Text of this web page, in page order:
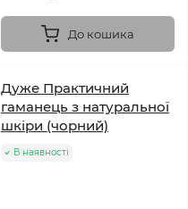
До кошика
Дуже Практичний
гаманець з натуральної
шкіри (чорний)
В наявності